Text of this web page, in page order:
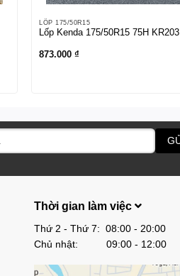
LỐP 175/50R15
Lốp Kenda 175/50R15 75H KR203
873.000₫
Thời gian làm việc
Thứ 2 - Thứ 7: 08:00 - 20:00
Chủ nhật: 09:00 - 12:00